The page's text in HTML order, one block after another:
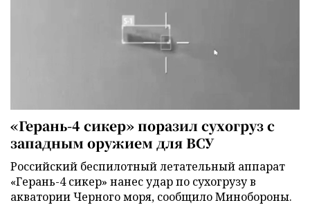
«Герань-4 сикер» поразил сухогруз с
западным оружием для ВСУ
Российский беспилотный летательный аппарат
«Герань-4 сикер» нанес удар по сухогрузу в
акватории Черного моря, сообщило Минобороны.